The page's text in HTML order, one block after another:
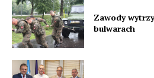
Zawody
bulwarach